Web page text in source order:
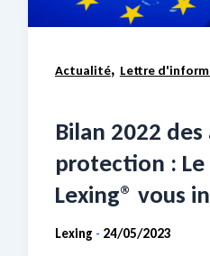
Actualité, Lettre
Bilan 2022
protection : Le
Lexing® vous
Lexing - 24/05/2023